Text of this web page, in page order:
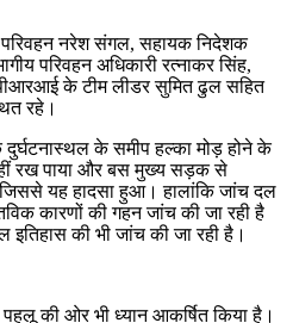
परिवहन नरेश संगल, सहायक निदेशक
परिवहन अधिकारी रत्नाकर सिंह,
के टीम लीडर सुमित ढुल सहित
रहे।
के समीप हल्का मोड़ होने के
रख पाया और बस मुख्य सड़क से
यह हादसा हुआ। हालांकि जांच दल
कारणों की गहन जांच की जा रही है
की भी जांच की जा रही है।
की ओर भी ध्यान आकर्षित किया है।